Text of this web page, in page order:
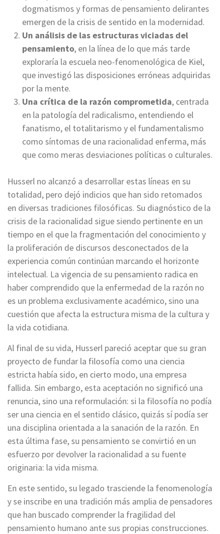
dogmatismos y formas de pensamiento delirantes
emergen de la crisis de sentido en la modernidad.
Un análisis de las estructuras viciadas del
pensamiento, en la línea de lo que más tarde
exploraría la escuela neo-fenomenológica de Kiel,
que investigó las disposiciones erróneas adquiridas
por la mente.
Una crítica de la razón comprometida, centrada
en la patología del radicalismo, entendiendo el
fanatismo, el totalitarismo y el fundamentalismo
como síntomas de una racionalidad enferma, más
que como meras desviaciones políticas o culturales.
Husserl no alcanzó a desarrollar estas líneas en su
totalidad, pero dejó indicios que han sido retomados
en diversas tradiciones filosóficas. Su diagnóstico de la
crisis de la racionalidad sigue siendo pertinente en un
tiempo en el que la fragmentación del conocimiento y
la proliferación de discursos desconectados de la
experiencia común continúan marcando el horizonte
intelectual. La vigencia de su pensamiento radica en
haber comprendido que la enfermedad de la razón no
es un problema exclusivamente académico, sino una
cuestión que afecta la estructura misma de la cultura y
la vida cotidiana.
Al final de su vida, Husserl pareció aceptar que su gran
proyecto de fundar la filosofía como una ciencia
estricta había sido, en cierto modo, una empresa
fallida. Sin embargo, esta aceptación no significó una
renuncia, sino una reformulación: si la filosofía no podía
ser una ciencia en el sentido clásico, quizás sí podía ser
una disciplina orientada a la sanación de la razón. En
esta última fase, su pensamiento se convirtió en un
esfuerzo por devolver la racionalidad a su fuente
originaria: la vida misma.
En este sentido, su legado trasciende la fenomenología
y se inscribe en una tradición más amplia de pensadores
que han buscado comprender la fragilidad del
pensamiento humano ante sus propias construcciones.